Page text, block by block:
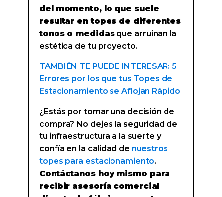
del momento, lo que suele
resultar en topes de diferentes
tonos o medidasque arruinan la
estética de tu proyecto.
TAMBIÉN TE PUEDE INTERESAR: 5
Errores por los que tus Topes de
Estacionamiento se Aflojan Rápido
¿Estás por tomar una decisión de
compra? No dejes la seguridad de
tu infraestructura a la suerte y
confía en la calidad de nuestros
topes para estacionamiento.
Contáctanos hoy mismo para
recibir asesoría comercial